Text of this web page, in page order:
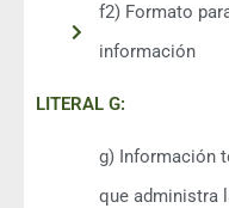
f2) Formato
información
LITERAL G:
g) Información
que administra